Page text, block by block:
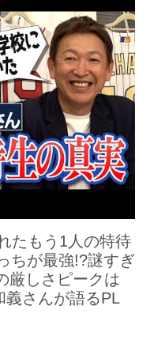
たもう1人の特待
ちが最強!?謎すぎ
厳しさピークは
義さんが語るPL